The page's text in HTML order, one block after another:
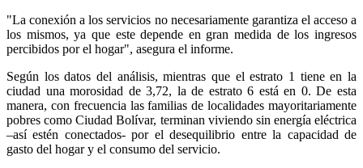
"La conexión a los servicios no necesariamente garantiza el acceso a
los mismos, ya que este depende en gran medida de los ingresos
percibidos por el hogar", asegura el informe.
Según los datos del análisis, mientras que el estrato 1 tiene en la
ciudad una morosidad de 3,72, la de estrato 6 está en 0. De esta
manera, con frecuencia las familias de localidades mayoritariamente
pobres como Ciudad Bolívar, terminan viviendo sin energía eléctrica
–así estén conectados- por el desequilibrio entre la capacidad de
gasto del hogar y el consumo del servicio.